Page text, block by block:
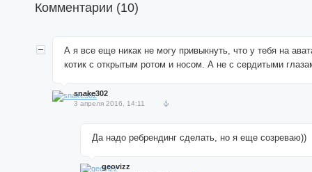
Комментарии (10)
А я все еще никак не могу привыкнуть, что у тебя на
котик с открытым ротом и носом. А не с сердитыми
snake302
3 апреля 2016, 14:11
Да надо ребрендинг сделать, но я еще созреваю))
geovizz